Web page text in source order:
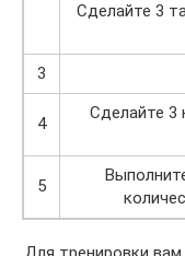
Сделайте 3
3
4
Сделайте 3
5